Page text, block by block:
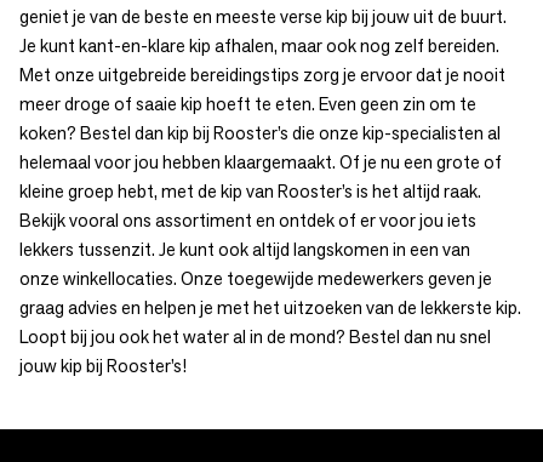
geniet je van de beste en meeste verse kip bij jouw uit de buurt.
Je kunt kant-en-klare kip afhalen, maar ook nog zelf bereiden.
Met onze uitgebreide bereidingstips zorg je ervoor dat je nooit
meer droge of saaie kip hoeft te eten. Even geen zin om te
koken? Bestel dan kip bij Rooster’s die onze kip-specialisten al
helemaal voor jou hebben klaargemaakt. Of je nu een grote of
kleine groep hebt, met de kip van Rooster’s is het altijd raak.
Bekijk vooral ons assortiment en ontdek of er voor jou iets
lekkers tussenzit. Je kunt ook altijd langskomen in een van
onze winkellocaties. Onze toegewijde medewerkers geven je
graag advies en helpen je met het uitzoeken van de lekkerste kip.
Loopt bij jou ook het water al in de mond? Bestel dan nu snel
jouw kip bij Rooster’s!